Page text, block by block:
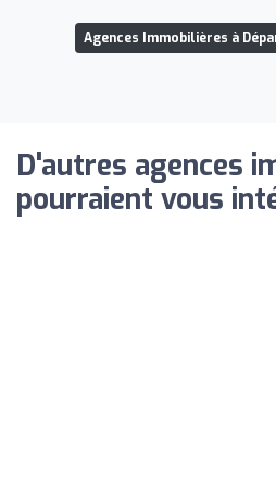
Agences Immobilières à
D'autres agences
pourraient vous